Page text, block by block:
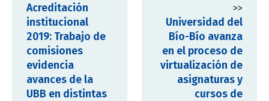
Acreditación
institucional
2019: Trabajo de
comisiones
evidencia
avances de la
UBB en distintas
>>
Universidad del
Bío-Bío avanza
en el proceso de
virtualización de
asignaturas y
cursos de